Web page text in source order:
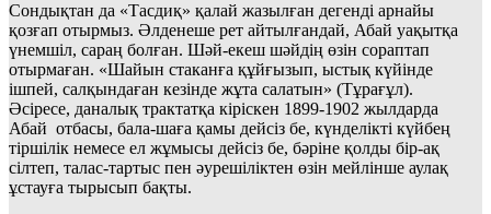
Сондықтан да «Тасдиқ» қалай жазылған дегенді арнайы
қозғап отырмыз. Әлденеше рет айтылғандай, Абай уақытқа
үнемшіл, сараң болған. Шәй-екеш шәйдің өзін сораптап
отырмаған. «Шайын стаканға құйғызып, ыстық күйінде
ішпей, салқындаған кезінде жұта салатын» (Тұрағұл).
Әсіресе, даналық трактатқа кіріскен 1899-1902 жылдарда
Абай отбасы, бала-шаға қамы дейсіз бе, күнделікті күйбең
тіршілік немесе ел жұмысы дейсіз бе, бәріне қолды бір-ақ
сілтеп, талас-тартыс пен әурешіліктен өзін мейлінше аулақ
ұстауға тырысып бақты.